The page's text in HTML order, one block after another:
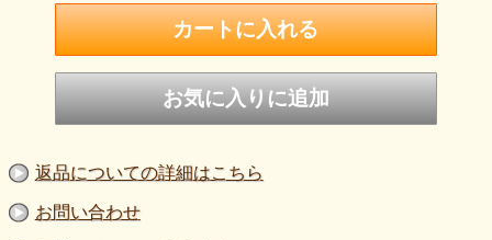
このうわえのぐは金属酸化物等を含んでいますので、焼き上
げ前の絵の具の状態では決して紙めたり口に入れたりしない
で下さい。
万一誤って摂取した場合は、すぐに医師の診断を受けて下さ
◎目・皮膚・衣類についた場合は、すぐに水で洗い流して下
さい。
管して下さい。
返品についての詳細はこちら
お問い合わせ